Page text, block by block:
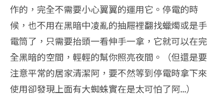
作的，完全不需要小心翼翼的運用它。停電的時
候，也不用在黑暗中凌亂的抽屜裡翻找蠟燭或是手
電筒了，只需要抬頭一看伸手一拿，它就可以在完
全黑暗的空間，輕輕的幫你照亮夜間。（但還是要
注意平常的居家清潔阿，要不然等到停電時拿下來
使用卻發現上面有大蜘蛛實在是太可怕了阿...）